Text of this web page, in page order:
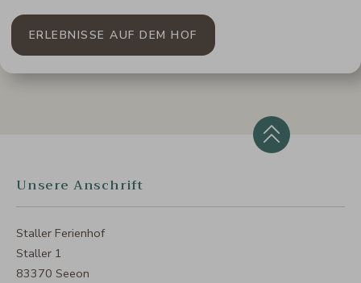
ERLEBNISSE AUF DEM HOF
Unsere Anschrift
Staller Ferienhof
Staller 1
83370 Seeon